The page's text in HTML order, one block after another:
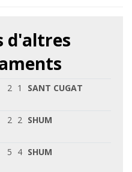
d'altres
2 1 SANT CUGAT
2 2 SHUM
5 4 SHUM